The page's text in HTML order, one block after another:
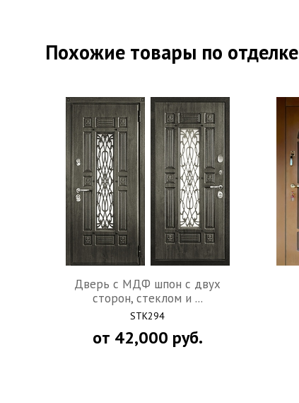
Похожие товары по отделке
Дверь c МДФ шпон с двух
сторон, стеклом и ...
STK294
от 42,000 руб.